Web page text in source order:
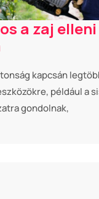
a zaj elleni
kapcsán
például a
gondolnak,